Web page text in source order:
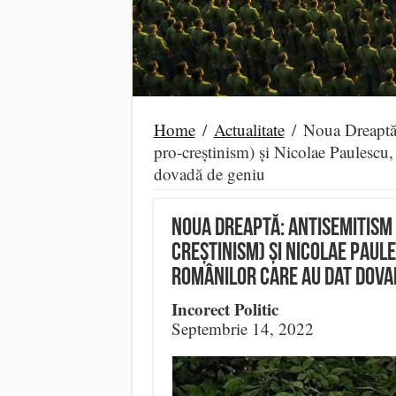
Home / Actualitate / Noua
pro-creștinism) și Nicolae
dovadă de geniu
Noua Dreaptă:
creștinism) și Nicolae
românilor care au dat
Incorect Politic
Septembrie 14, 2022